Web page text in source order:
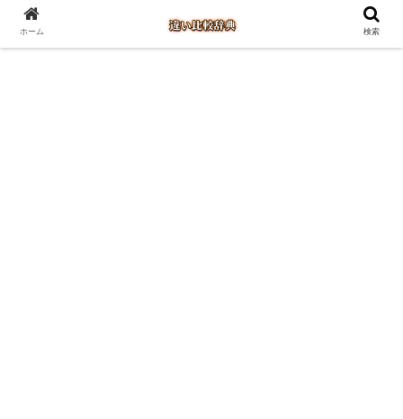
ホーム 検索